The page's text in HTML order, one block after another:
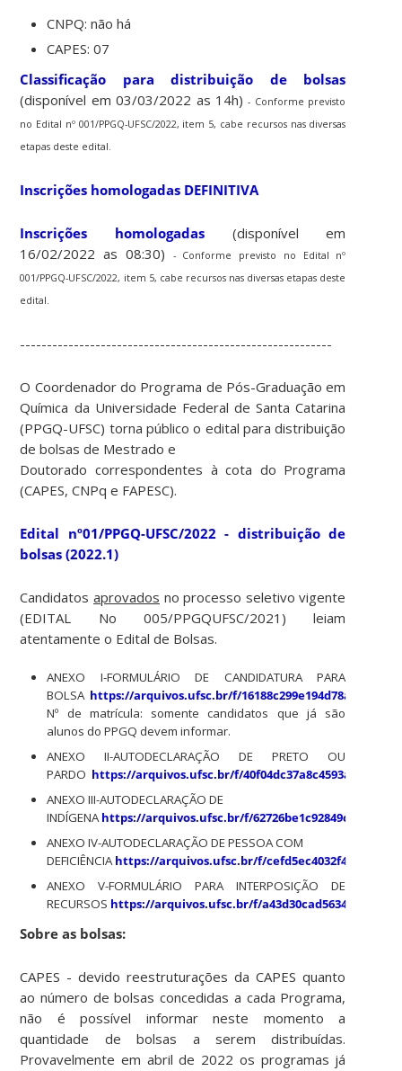
CNPQ: não há
CAPES: 07
Classificação para distribuição de bolsas
(disponível em 03/03/2022 as 14h)- Conforme previsto
no Edital nº 001/PPGQ-UFSC/2022, item 5, cabe recursos nas diversas
etapas deste edital.
Inscrições homologadas DEFINITIVA
Inscrições homologadas (disponível em
16/02/2022 as 08:30)
- Conforme previsto no Edital nº
001/PPGQ-UFSC/2022, item 5, cabe recursos nas diversas etapas deste
edital.
----------------------------------------------------------
O Coordenador do Programa de Pós-Graduação em
Química da Universidade Federal de Santa Catarina
(PPGQ-UFSC) torna público o edital para distribuição
de bolsas de Mestrado e
Doutorado correspondentes à cota do Programa
(CAPES, CNPq e FAPESC).
Edital nº01/PPGQ-UFSC/2022 - distribuição de
bolsas (2022.1)
Candidatos aprovados no processo seletivo vigente
(EDITAL No 005/PPGQUFSC/2021) leiam
atentamente o Edital de Bolsas.
ANEXO I-FORMULÁRIO DE CANDIDATURA PARA
BOLSA https://arquivos.ufsc.br/f/16188c299e194d78aebd/
Nº de matrícula: somente candidatos que já são
alunos do PPGQ devem informar.
ANEXO II-AUTODECLARAÇÃO DE PRETO OU
PARDO https://arquivos.ufsc.br/f/40f04dc37a8c4593a025/
ANEXO III-AUTODECLARAÇÃO DE
INDÍGENAhttps://arquivos.ufsc.br/f/62726be1c92849cbbe7d/
ANEXO IV-AUTODECLARAÇÃO DE PESSOA COM
DEFICIÊNCIAhttps://arquivos.ufsc.br/f/cefd5ec4032f429f9013/
ANEXO V-FORMULÁRIO PARA INTERPOSIÇÃO DE
RECURSOS https://arquivos.ufsc.br/f/a43d30cad5634348ad9b/
Sobre as bolsas:
CAPES - devido reestruturações da CAPES quanto
ao número de bolsas concedidas a cada Programa,
não é possível informar neste momento a
quantidade de bolsas a serem distribuídas.
Provavelmente em abril de 2022 os programas já